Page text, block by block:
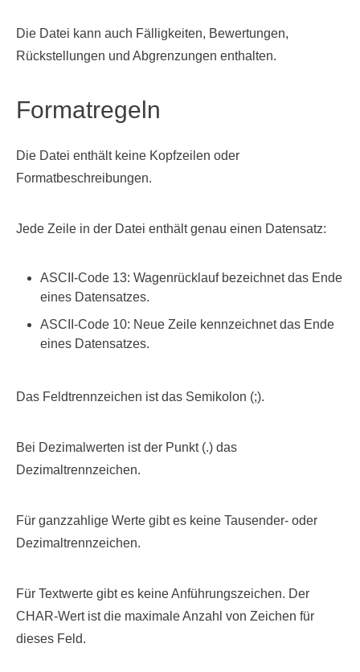
Die Datei kann auch Fälligkeiten, Bewertungen,
Rückstellungen und Abgrenzungen enthalten.
Formatregeln
Die Datei enthält keine Kopfzeilen oder
Formatbeschreibungen.
Jede Zeile in der Datei enthält genau einen Datensatz:
ASCII-Code 13: Wagenrücklauf bezeichnet das Ende
eines Datensatzes.
ASCII-Code 10: Neue Zeile kennzeichnet das Ende
eines Datensatzes.
Das Feldtrennzeichen ist das Semikolon (;).
Bei Dezimalwerten ist der Punkt (.) das
Dezimaltrennzeichen.
Für ganzzahlige Werte gibt es keine Tausender- oder
Dezimaltrennzeichen.
Für Textwerte gibt es keine Anführungszeichen. Der
CHAR-Wert ist die maximale Anzahl von Zeichen für
dieses Feld.